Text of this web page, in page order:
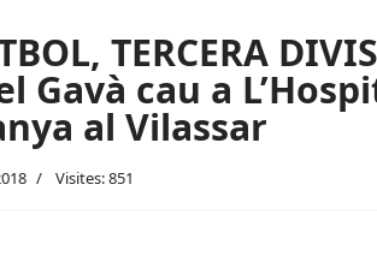
TERCERA
Gavà cau a
al Vilassar
Visites: 851